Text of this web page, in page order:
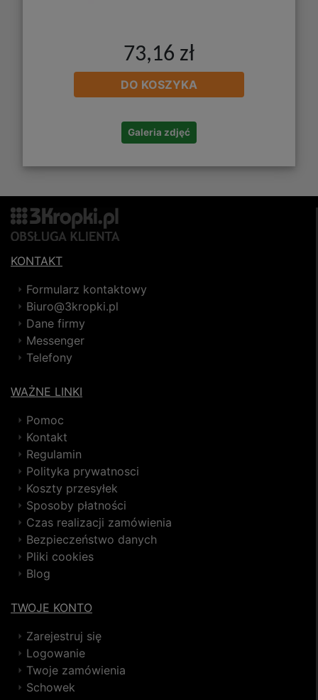
73,16 zł
DO KOSZYKA
Galeria zdjęć
KONTAKT
Formularz kontaktowy
Biuro@3kropki.pl
Dane firmy
Messenger
Telefony
WAŻNE LINKI
Pomoc
Kontakt
Regulamin
Polityka prywatnosci
Koszty przesyłek
Sposoby płatności
Czas realizacji zamówienia
Bezpieczeństwo danych
Pliki cookies
Blog
TWOJE KONTO
Zarejestruj się
Logowanie
Twoje zamówienia
Schowek